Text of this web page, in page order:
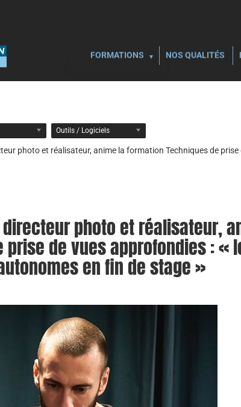
FORMATIONS NOS QUALITÉS
Outils / Logiciels
photo et réalisateur, anime la formation Techniques de
directeur photo et réalisateur,
prise de vues approfondies : «
en fin de stage »